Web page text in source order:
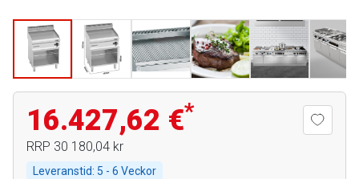
16.427,62 €*
RRP 30 180,04 kr
Leveranstid: 5 - 6 Veckor